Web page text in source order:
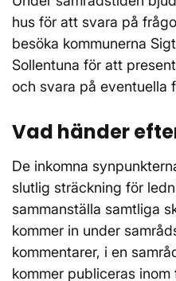
hus för att svara på
besöka kommunerna
Sollentuna för att
och svara på eventuella
Vad händer
De inkomna
slutlig sträckning för
sammanställa samtliga
kommer in under
kommentarer, i en
kommer publiceras